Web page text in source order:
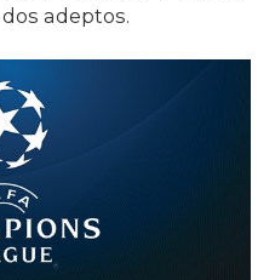
adeptos.